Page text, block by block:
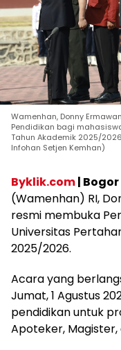
Wamenhan, Donny
Pendidikan bagi
Tahun Akademik 2025/
Infohan Setjen Kemhan)
Byklik.com| Bogor
(Wamenhan) RI,
resmi membuka
Universitas
2025/2026.
Acara yang
Jumat, 1 Agustus
pendidikan untuk
Apoteker, Magister,